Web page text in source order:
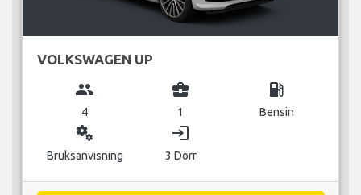
VOLKSWAGEN UP
group
4
business_center
1
local_gas_station
Bensin
miscellaneous_services
Bruksanvisning
login
3 Dörr